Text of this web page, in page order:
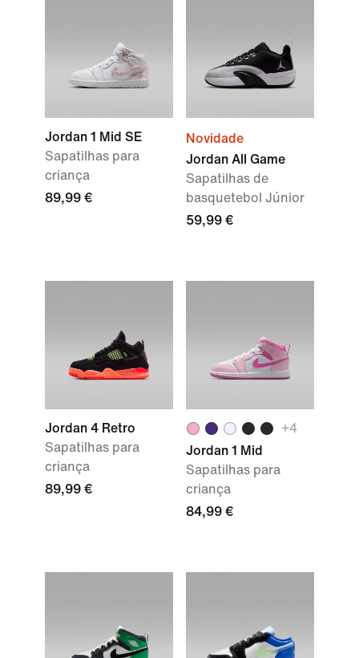
Jordan 1 Mid SE
Sapatilhas para
criança
89,99 €
Novidade
Jordan All Game
Sapatilhas de
basquetebol Júnior
59,99 €
Jordan 4 Retro
Sapatilhas para
criança
89,99 €
+4
Jordan 1 Mid
Sapatilhas para
criança
84,99 €